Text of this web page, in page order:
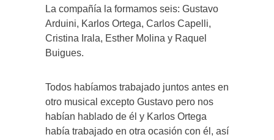
La compañía la formamos seis: Gustavo
Arduini, Karlos Ortega, Carlos Capelli,
Cristina Irala, Esther Molina y Raquel
Buigues.
Todos habíamos trabajado juntos antes en
otro musical excepto Gustavo pero nos
habían hablado de él y Karlos Ortega
había trabajado en otra ocasión con él, así